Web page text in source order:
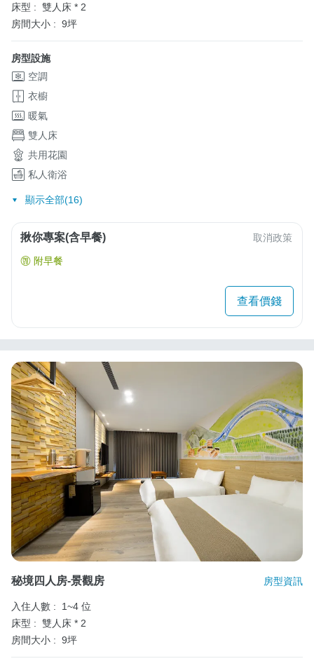
床型 : 雙人床 * 2
房間大小 : 9坪
房型設施
空調
衣櫥
暖氣
雙人床
共用花園
私人衛浴
顯示全部(16)
揪你專案(含早餐) 取消政策
附早餐
查看價錢
秘境四人房-景觀房 房型資訊
入住人數 :
1~4 位
床型 : 雙人床 * 2
房間大小 : 9坪